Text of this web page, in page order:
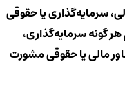
سرمایه‌گذاری یا حقوقی
گونه سرمایه‌گذاری،
مالی یا حقوقی مشورت